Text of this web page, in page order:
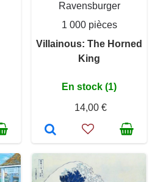
Ravensburger
1 000 pièces
Villainous: The Horned
King
En stock (1)
14,00 €